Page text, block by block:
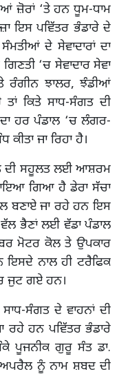
ਜ਼ੋਰਾਂ ‘ਤੇ ਹਨ ਧੂਮ-ਧਾਮ
ਇਸ ਪਵਿੱਤਰ ਭੰਡਾਰੇ ਦੇ
ਦੇ ਸੇਵਾਦਾਰਾਂ ਦਾ
‘ਚ ਸੇਵਾਦਾਰ ਸੇਵਾ
ਰੰਗੀਨ ਝਾਲਰ, ਝੰਡੀਆਂ
ਕਿਤੇ ਸਾਧ-ਸੰਗਤ ਦੀ
ਹਰ ਪੰਡਾਲ ‘ਚ ਲੰਗਰ-
ਜਾ ਰਿਹਾ ਹੈ।
ਦੀ ਸਹੂਲਤ ਲਈ ਆਸ਼ਰਮ
ਗਿਆ ਹੈ ਡੇਰਾ ਸੱਚਾ
ਬਣਾਏ ਜਾ ਰਹੇ ਹਨ ਇਸ
ਭੈਣਾਂ ਲਈ ਵੱਡਾ ਪੰਡਾਲ
ਮੋਟਰ ਕੋਲ ਤੇ ਉਪਕਾਰ
ਇਸਦੇ ਨਾਲ ਹੀ ਟਰੈਫਿਕ
ਜੁਟ ਗਏ ਹਨ।
ਸੰਗਤ ਦੇ ਵਾਹਨਾਂ ਦੀ
ਰਹੇ ਹਨ ਪਵਿੱਤਰ ਭੰਡਾਰੇ
ਪੂਜਨੀਕ ਗੁਰੂ ਸੰਤ ਡਾ.
ਨੂੰ ਨਾਮ ਸ਼ਬਦ ਦੀ